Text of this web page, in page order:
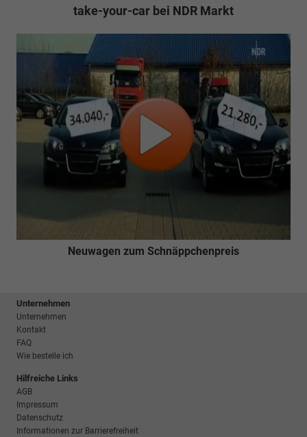
take-your-car bei NDR Markt
Neuwagen zum Schnäppchenpreis
Unternehmen
Unternehmen
Kontakt
FAQ
Wie bestelle ich
Hilfreiche Links
AGB
Impressum
Datenschutz
Informationen zur Barrierefreiheit